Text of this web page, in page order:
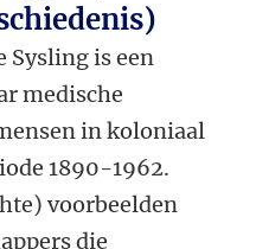
Sysling is een
medische
in koloniaal
1890-1962.
voorbeelden
die